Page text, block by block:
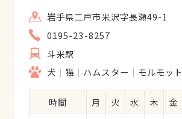
岩手県二戸市米沢字長瀬49-1
0195-23-8257
斗米駅
犬
猫 ハムスター モルモット
時間 月 火 水 木 金